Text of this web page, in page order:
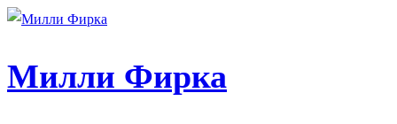
Милли Фирка